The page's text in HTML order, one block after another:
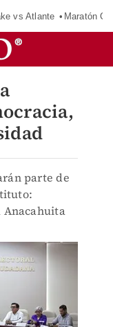
vs Atlante Maratón
parte de
Anacahuita